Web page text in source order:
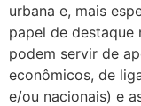
urbana e, mais
papel de destaque
podem servir de
econômicos, de
e/ou nacionais) e